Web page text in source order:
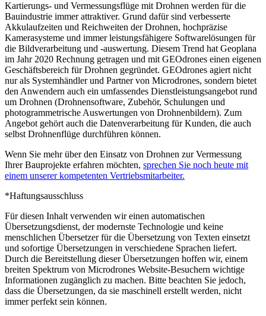
Kartierungs- und Vermessungsflüge mit Drohnen werden für die
Bauindustrie immer attraktiver. Grund dafür sind verbesserte
Akkulaufzeiten und Reichweiten der Drohnen, hochpräzise
Kamerasysteme und immer leistungsfähigere Softwarelösungen für
die Bildverarbeitung und -auswertung. Diesem Trend hat Geoplana
im Jahr 2020 Rechnung getragen und mit GEOdrones einen eigenen
Geschäftsbereich für Drohnen gegründet. GEOdrones agiert nicht
nur als Systemhändler und Partner von Microdrones, sondern bietet
den Anwendern auch ein umfassendes Dienstleistungsangebot rund
um Drohnen (Drohnensoftware, Zubehör, Schulungen und
photogrammetrische Auswertungen von Drohnenbildern). Zum
Angebot gehört auch die Datenverarbeitung für Kunden, die auch
selbst Drohnenflüge durchführen können.
Wenn Sie mehr über den Einsatz von Drohnen zur Vermessung
Ihrer Bauprojekte erfahren möchten, sprechen Sie noch heute mit
einem unserer kompetenten Vertriebsmitarbeiter.
*Haftungsausschluss
Für diesen Inhalt verwenden wir einen automatischen
Übersetzungsdienst, der modernste Technologie und keine
menschlichen Übersetzer für die Übersetzung von Texten einsetzt
und sofortige Übersetzungen in verschiedene Sprachen liefert.
Durch die Bereitstellung dieser Übersetzungen hoffen wir, einem
breiten Spektrum von Microdrones Website-Besuchern wichtige
Informationen zugänglich zu machen. Bitte beachten Sie jedoch,
dass die Übersetzungen, da sie maschinell erstellt werden, nicht
immer perfekt sein können.